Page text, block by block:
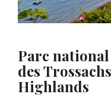
Parc
des
Highlands